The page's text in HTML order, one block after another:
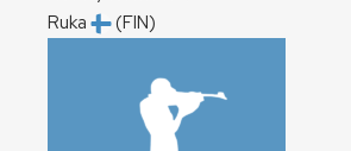
Ruka
(FIN)